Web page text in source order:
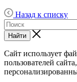
Назад к списку
Найти
Сайт использует
пользователей